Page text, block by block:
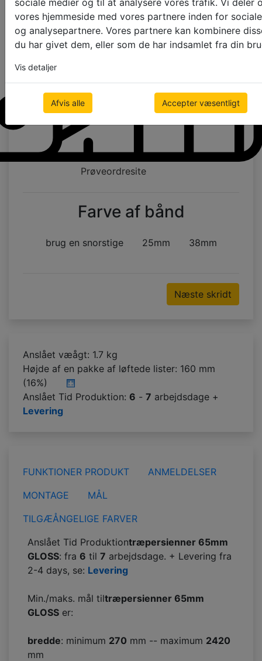
vores hjemmeside med vores partnere inden for
og analysepartnere. Vores partnere kan kombinere
du har givet dem, eller som de har indsamlet fra din
Vis detaljer
Afvis alle Accepter væsentligt
Prøveordresite
Farve af bånd
brug en snorstige 38mm
25mm
Næste skridt
Anslået væågt: 1.7 kg
Højde af en pakke af løftede lister: 160 mm
(16%)
Anslået Tid Produktion: 6 - 7 arbejdsdage +
Levering
FUNKTIONER PRODUKT
ANMELDELSER
MONTAGE
MÅL
TILGÆÅNGELIGE FARVER
Anslået Tid Produktiontræpersienner 65mm
GLOSS: fra 6 til 7 arbejdsdage. + Levering fra
2-4 days, se: Levering
Min./maks. mål tiltræpersienner 65mm
GLOSS er:
bredde: minimum 270 mm -- maximum 2420
mm